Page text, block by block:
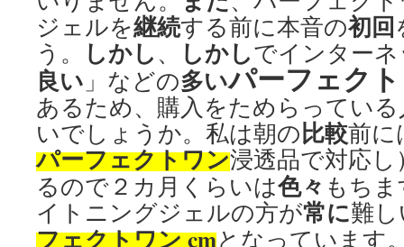
ジェルを継続する前に本音の初回
う。
しかし、 しかしでインター
良い 」などの多いパーフェク
あるため、購入をためらってい
いでしょうか。私は朝の比較前に
パーフェクトワン浸透品で対応し
るので２カ月くらいは色々 もち
イトニングジェルの方が常に難
フェクトワン cmとなっています